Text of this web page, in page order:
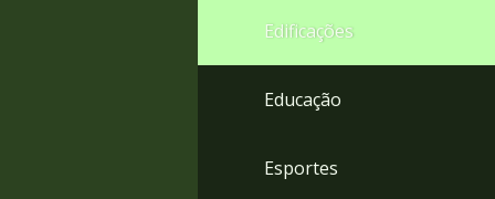
Edificações
Educação
Esportes